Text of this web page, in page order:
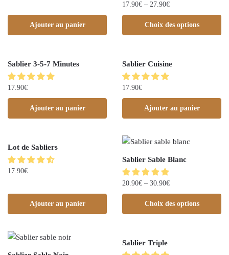
Ajouter au panier
17.90€ – 27.90€
Choix des options
Sablier 3-5-7 Minutes
17.90€
Ajouter au panier
Sablier Cuisine
17.90€
Ajouter au panier
Lot de Sabliers
17.90€
Ajouter au panier
Sablier Sable Blanc
20.90€ – 30.90€
Choix des options
Sablier Triple